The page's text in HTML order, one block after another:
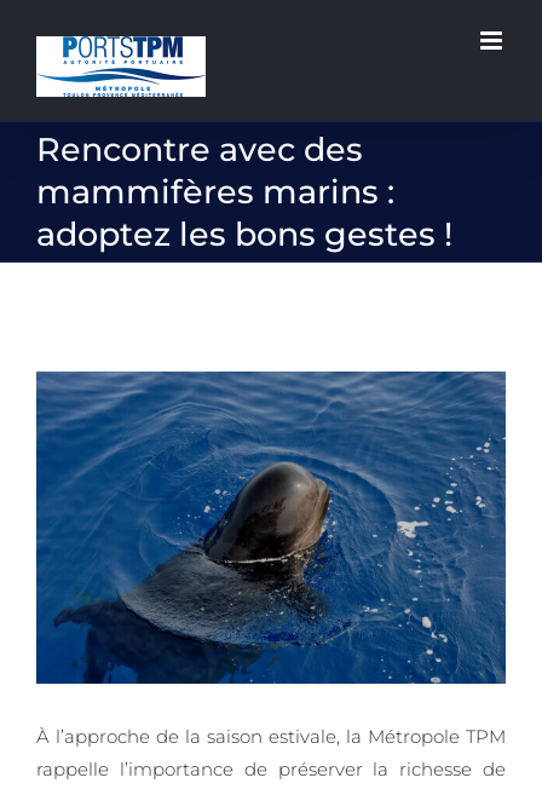
contenu
Rencontre avec des
mammifères marins :
adoptez les bons gestes !
Voir
l'image
agrandie
À l’approche de la saison estivale, la Métropole TPM
rappelle l’importance de préserver la richesse de